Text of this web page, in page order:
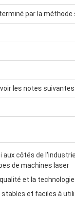
par la méthode
les notes suivantes:
aux côtés de
de machines laser
et la
et faciles à